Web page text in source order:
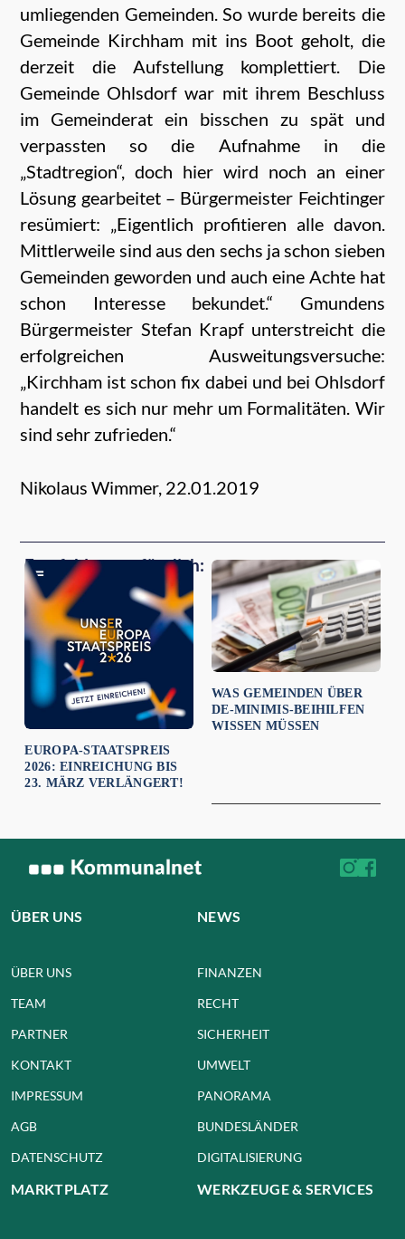
umliegenden Gemeinden. So wurde bereits die
Gemeinde Kirchham mit ins Boot geholt, die
derzeit die Aufstellung komplettiert. Die
Gemeinde Ohlsdorf war mit ihrem Beschluss
im Gemeinderat ein bisschen zu spät und
verpassten so die Aufnahme in die
„Stadtregion“, doch hier wird noch an einer
Lösung gearbeitet – Bürgermeister Feichtinger
resümiert: „Eigentlich profitieren alle davon.
Mittlerweile sind aus den sechs ja schon sieben
Gemeinden geworden und auch eine Achte hat
schon Interesse bekundet.“ Gmundens
Bürgermeister Stefan Krapf unterstreicht die
erfolgreichen Ausweitungsversuche:
„Kirchham ist schon fix dabei und bei Ohlsdorf
handelt es sich nur mehr um Formalitäten. Wir
sind sehr zufrieden.“
Nikolaus Wimmer, 22.01.2019
Empfehlungen für dich:
EUROPA-STAATSPREIS
2026: EINREICHUNG BIS
23. MÄRZ VERLÄNGERT!
WAS GEMEINDEN ÜBER
DE-MINIMIS-BEIHILFEN
WISSEN MÜSSEN
ÜBER UNS
ÜBER UNS
TEAM
PARTNER
KONTAKT
IMPRESSUM
AGB
DATENSCHUTZ
NEWS
FINANZEN
RECHT
SICHERHEIT
UMWELT
PANORAMA
BUNDESLÄNDER
DIGITALISIERUNG
MARKTPLATZ WERKZEUGE & SERVICES